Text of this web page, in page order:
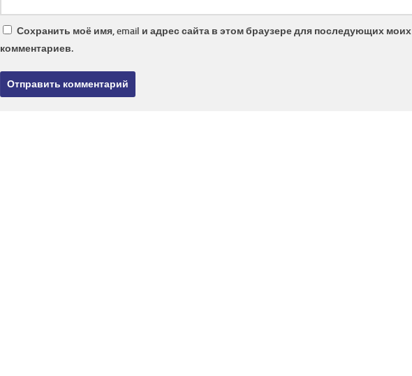
Сохранить моё имя, email и адрес сайта в этом браузере для последующих моих
комментариев.